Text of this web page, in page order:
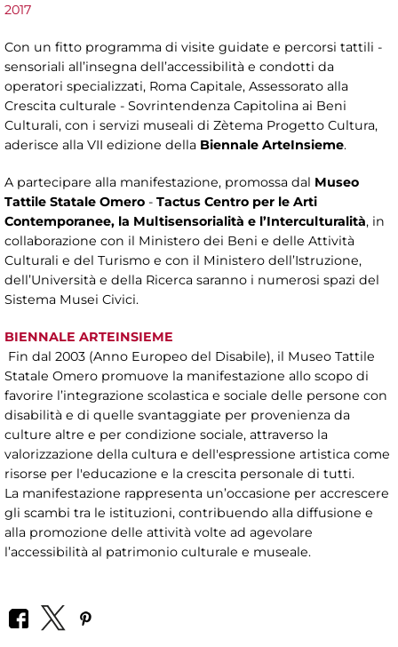
2017
Con un fitto programma di visite guidate e percorsi tattili -
sensoriali all’insegna dell’accessibilità e condotti da
operatori specializzati, Roma Capitale, Assessorato alla
Crescita culturale - Sovrintendenza Capitolina ai Beni
Culturali, con i servizi museali di Zètema Progetto Cultura,
aderisce alla VII edizione della Biennale ArteInsieme.
A partecipare alla manifestazione, promossa dal Museo
Tattile Statale Omero - Tactus Centro per le Arti
Contemporanee, la Multisensorialità e l’Interculturalità, in
collaborazione con il Ministero dei Beni e delle Attività
Culturali e del Turismo e con il Ministero dell’Istruzione,
dell’Università e della Ricerca saranno i numerosi spazi del
Sistema Musei Civici.
BIENNALE ARTEINSIEME
Fin dal 2003 (Anno Europeo del Disabile), il Museo Tattile
Statale Omero promuove la manifestazione allo scopo di
favorire l’integrazione scolastica e sociale delle persone con
disabilità e di quelle svantaggiate per provenienza da
culture altre e per condizione sociale, attraverso la
valorizzazione della cultura e dell'espressione artistica come
risorse per l'educazione e la crescita personale di tutti.
La manifestazione rappresenta un’occasione per accrescere
gli scambi tra le istituzioni, contribuendo alla diffusione e
alla promozione delle attività volte ad agevolare
l’accessibilità al patrimonio culturale e museale.